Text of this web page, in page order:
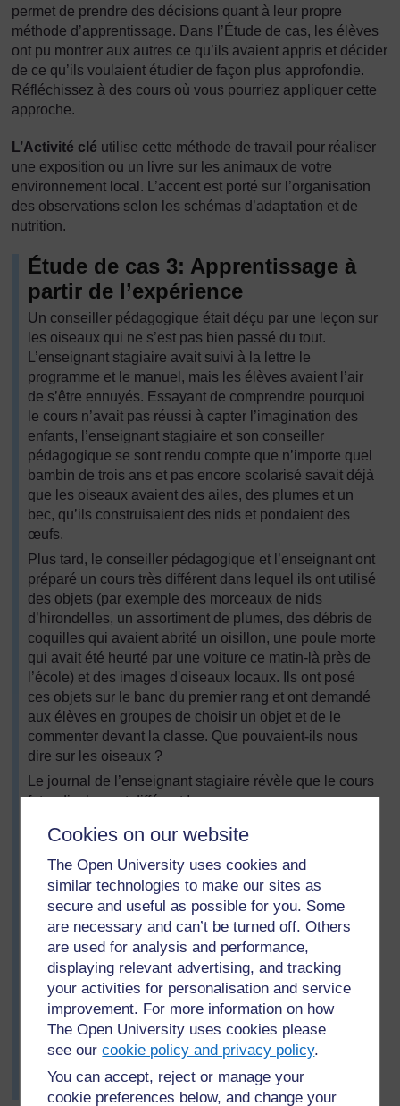
Cookies on our website
The Open University uses cookies and
similar technologies to make our sites as
secure and useful as possible for you. Some
are necessary and can’t be turned off. Others
are used for analysis and performance,
displaying relevant advertising, and tracking
your activities for personalisation and service
improvement. For more information on how
The Open University uses cookies please
see ourcookie policy and privacy policy.
You can accept, reject or manage your
cookie preferences below, and change your
permet de prendre des décisions quant à leur propre
méthode d’apprentissage. Dans l’Étude de cas, les élèves
ont pu montrer aux autres ce qu’ils avaient appris et décider
de ce qu’ils voulaient étudier de façon plus approfondie.
Réfléchissez à des cours où vous pourriez appliquer cette
approche.
L’Activité clé utilise cette méthode de travail pour réaliser
une exposition ou un livre sur les animaux de votre
environnement local. L’accent est porté sur l’organisation
des observations selon les schémas d’adaptation et de
nutrition.
Étude de cas 3: Apprentissage à
partir de l’expérience
Un conseiller pédagogique était déçu par une leçon sur
les oiseaux qui ne s’est pas bien passé du tout.
L’enseignant stagiaire avait suivi à la lettre le
programme et le manuel, mais les élèves avaient l’air
de s’être ennuyés. Essayant de comprendre pourquoi
le cours n’avait pas réussi à capter l’imagination des
enfants, l’enseignant stagiaire et son conseiller
pédagogique se sont rendu compte que n’importe quel
bambin de trois ans et pas encore scolarisé savait déjà
que les oiseaux avaient des ailes, des plumes et un
bec, qu’ils construisaient des nids et pondaient des
œufs.
Plus tard, le conseiller pédagogique et l’enseignant ont
préparé un cours très différent dans lequel ils ont utilisé
des objets (par exemple des morceaux de nids
d’hirondelles, un assortiment de plumes, des débris de
coquilles qui avaient abrité un oisillon, une poule morte
qui avait été heurté par une voiture ce matin-là près de
l’école) et des images d'oiseaux locaux. Ils ont posé
ces objets sur le banc du premier rang et ont demandé
aux élèves en groupes de choisir un objet et de le
commenter devant la classe. Que pouvaient-ils nous
dire sur les oiseaux ?
Le journal de l’enseignant stagiaire révèle que le cours
fut radicalement différent !
Nous ne pouvions plus les arrêter de parler. Ils
des choses que nous ignorions, comme par
exemple : les hirondelles forment un couple pour la
vie, elles élèvent plusieurs portées par saison, et
quelquefois, sur les oisillons morts (bébés
hirondelles tombées du nid), on peut trouver des
choses bizarres ressemblant à des tiques qui sucent
le sang et qui peuvent courir très vite. Les élèves ont
continué sans interruption pendant l’heure du
déjeuner, nous racontant toutes les histoires
intéressantes qu’ils connaissaient sur les oiseaux
locaux et posant des questions. Nous les avons
notées pour y répondre ultérieurement.